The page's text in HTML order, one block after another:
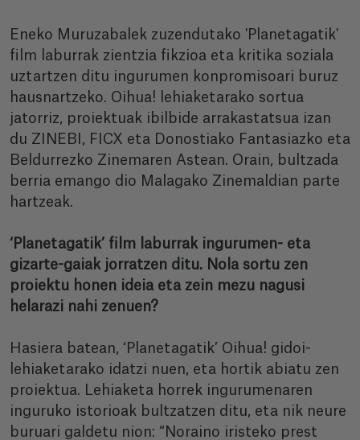
Eneko Muruzabalek zuzendutako 'Planetagatik'
film laburrak zientzia fikzioa eta kritika soziala
uztartzen ditu ingurumen konpromisoari buruz
hausnartzeko. Oihua! lehiaketarako sortua
jatorriz, proiektuak ibilbide arrakastatsua izan
du ZINEBI, FICX eta Donostiako Fantasiazko eta
Beldurrezko Zinemaren Astean. Orain, bultzada
berria emango dio Malagako Zinemaldian parte
hartzeak.
‘Planetagatik’ film laburrak ingurumen- eta
gizarte-gaiak jorratzen ditu. Nola sortu zen
proiektu honen ideia eta zein mezu nagusi
helarazi nahi zenuen?
Hasiera batean, ‘Planetagatik’ Oihua! gidoi-
lehiaketarako idatzi nuen, eta hortik abiatu zen
proiektua. Lehiaketa horrek ingurumenaren
inguruko istorioak bultzatzen ditu, eta nik neure
buruari galdetu nion: “Noraino iristeko prest